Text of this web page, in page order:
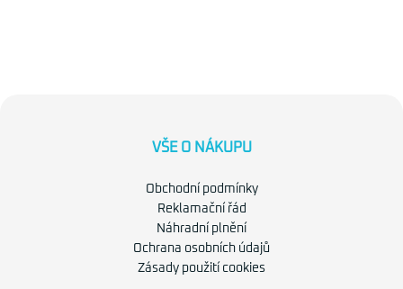
VŠE O NÁKUPU
Obchodní podmínky
Reklamační řád
Náhradní plnění
Ochrana osobních údajů
Zásady použití cookies